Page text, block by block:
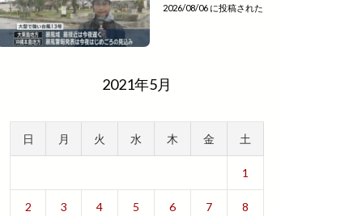
2026/08/06 に投稿された
2021年5月
日 月 火 水 木 金 土
1
2 3 4 5 6 7 8